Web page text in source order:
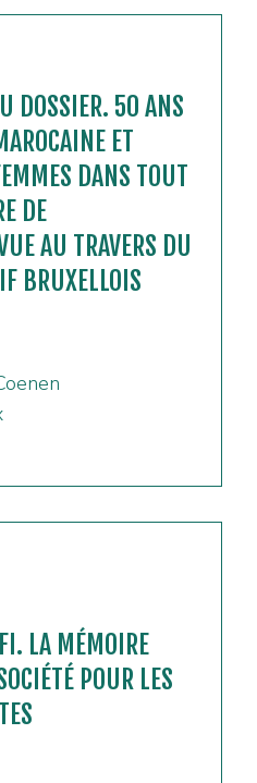
DOSSIER. 50 ANS
ET
DANS TOUT
DE
AU TRAVERS DU
BRUXELLOIS
LA MÉMOIRE
POUR LES